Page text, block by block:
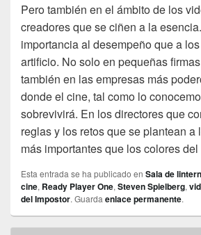
Pero también en el ámbito de los
creadores que se ciñen a la
importancia al desempeño que a
artificio. No solo en pequeñas
también en las empresas más
donde el cine, tal como lo
sobrevivirá. En los directores que
reglas y los retos que se plantean a
más importantes que los colores del
Esta entrada se ha publicado en Sala de
cine, Ready Player One, Steven Spielberg,
del Impostor. Guarda enlace permanente.